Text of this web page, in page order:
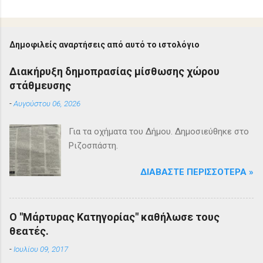
Δημοφιλείς αναρτήσεις από αυτό το ιστολόγιο
Διακήρυξη δημοπρασίας μίσθωσης χώρου
στάθμευσης
-Αυγούστου 06, 2026
Για τα οχήματα του Δήμου. Δημοσιεύθηκε στο
Ριζοσπάστη.
ΔΙΑΒΆΣΤΕ ΠΕΡΙΣΣΌΤΕΡΑ »
Ο "Μάρτυρας Κατηγορίας" καθήλωσε τους
θεατές.
-Ιουλίου 09, 2017